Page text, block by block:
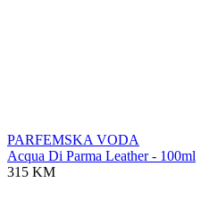
PARFEMSKA VODA
Acqua Di Parma Leather - 100ml
315 KM